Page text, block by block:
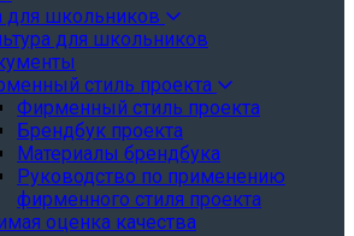
для школьников
для школьников
стиль проекта
Фирменный стиль проекта
Брендбук проекта
Материалы брендбука
Руководство по применению
фирменного стиля проекта
оценка качества